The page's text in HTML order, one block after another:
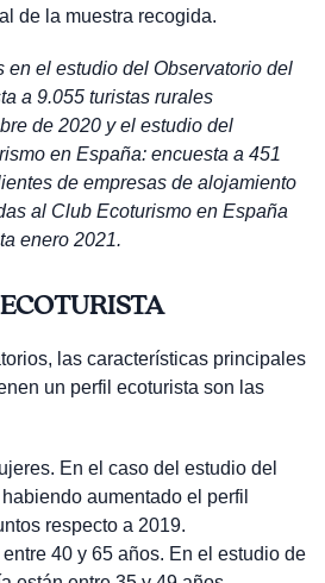
de la muestra recogida.
en el estudio del Observatorio del
a 9.055 turistas rurales
de 2020 y el estudio del
en España: encuesta a 451
de empresas de alojamiento
al Club Ecoturismo en España
enero 2021.
las características principales
un perfil ecoturista son las
En el caso del estudio del
aumentado el perfil
respecto a 2019.
40 y 65 años. En el estudio de